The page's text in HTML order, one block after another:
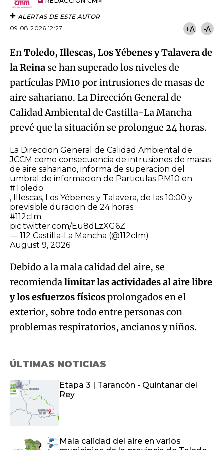
ALERTAS DE ESTE AUTOR
09.08.2026 12:27
+A -A
EnToledo, Illescas, Los Yébenes y Talavera de
la Reina se han superado los niveles de
partículas PM10 por intrusiones de masas de
aire sahariano. La Dirección General de
Calidad Ambiental de Castilla-La Mancha
prevé que la situación se prolongue 24 horas.
La Direccion General de Calidad Ambiental de
JCCM como consecuencia de intrusiones de masas
de aire sahariano, informa de superacion del
umbral de informacion de Particulas PM10 en
#Toledo
, Illescas, Los Yébenes y Talavera, de las 10:00 y
previsible duracion de 24 horas.
#112clm
pic.twitter.com/Eu8dLzXG6Z
— 112 Castilla-La Mancha (@112clm)
August 9, 2026
Debido a la mala calidad del aire, se
recomiendalimitar las actividades al aire libre
y los esfuerzos físicosprolongados en el
exterior, sobre todo entre personas con
problemas respiratorios, ancianos y niños.
ÚLTIMAS NOTICIAS
Etapa 3 | Tarancón - Quintanar del
Rey
Mala calidad del aire en varios